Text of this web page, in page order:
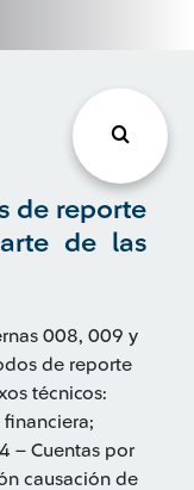
de reporte
de las
008, 009 y
de reporte
técnicos:
– Cuentas por
causación de